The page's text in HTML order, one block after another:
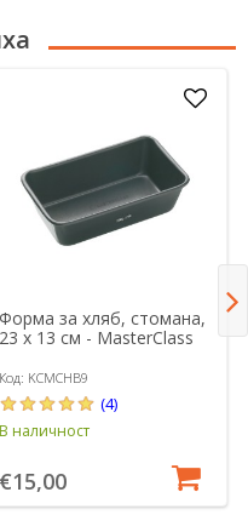
Форма за хляб, стомана,
23 x 13 см - MasterClass
Код: KCMCHB9
(4)
В наличност
€15,00